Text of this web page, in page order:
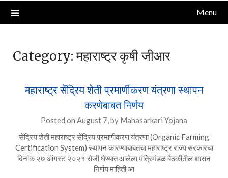
Menu
Category:महाराष्ट्र कृषी जीआर
महाराष्ट्र सेंद्रिय शेती प्रमाणीकरण यंत्रणा स्थापन
करणेबाबत निर्णय
Posted on August 7,by Mahasarkari Yojana
सेंद्रिय शेती महाराष्ट्र सेंद्रिय प्रमाणीकरण यंत्रणा (Organic Farming
Certification System) स्थापन कारण्याबाबतचा महाराष्ट्र राज्य सरकारचा
दिनांक २७ ऑगस्ट २०२१ रोजी घेण्यात आलेला मंत्रिमंडळ बैठकीतील शासन
निर्णय माहिती आ